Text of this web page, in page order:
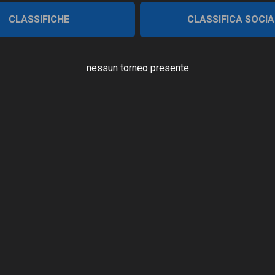
CLASSIFICHE CLASSIFICA
nessun torneo presente